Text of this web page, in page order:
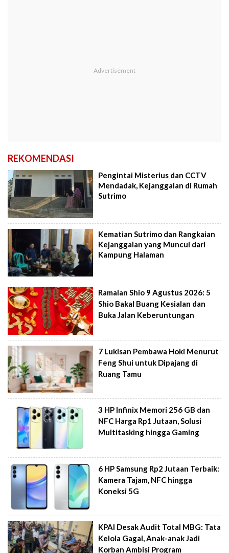
REKOMENDASI
Pengintai Misterius dan CCTV
Mendadak, Kejanggalan di Rumah
Sutrimo
Kematian Sutrimo dan Rangkaian
Kejanggalan yang Muncul dari
Kampung Halaman
Ramalan Shio 9 Agustus 2026: 5
Shio Bakal Buang Kesialan dan
Buka Jalan Keberuntungan
7 Lukisan Pembawa Hoki Menurut
Feng Shui untuk Dipajang di
Ruang Tamu
3 HP Infinix Memori 256 GB dan
NFC Harga Rp1 Jutaan, Solusi
Multitasking hingga Gaming
6 HP Samsung Rp2 Jutaan Terbaik:
Kamera Tajam, NFC hingga
Koneksi 5G
KPAI Desak Audit Total MBG: Tata
Kelola Gagal, Anak-anak Jadi
Korban Ambisi Program